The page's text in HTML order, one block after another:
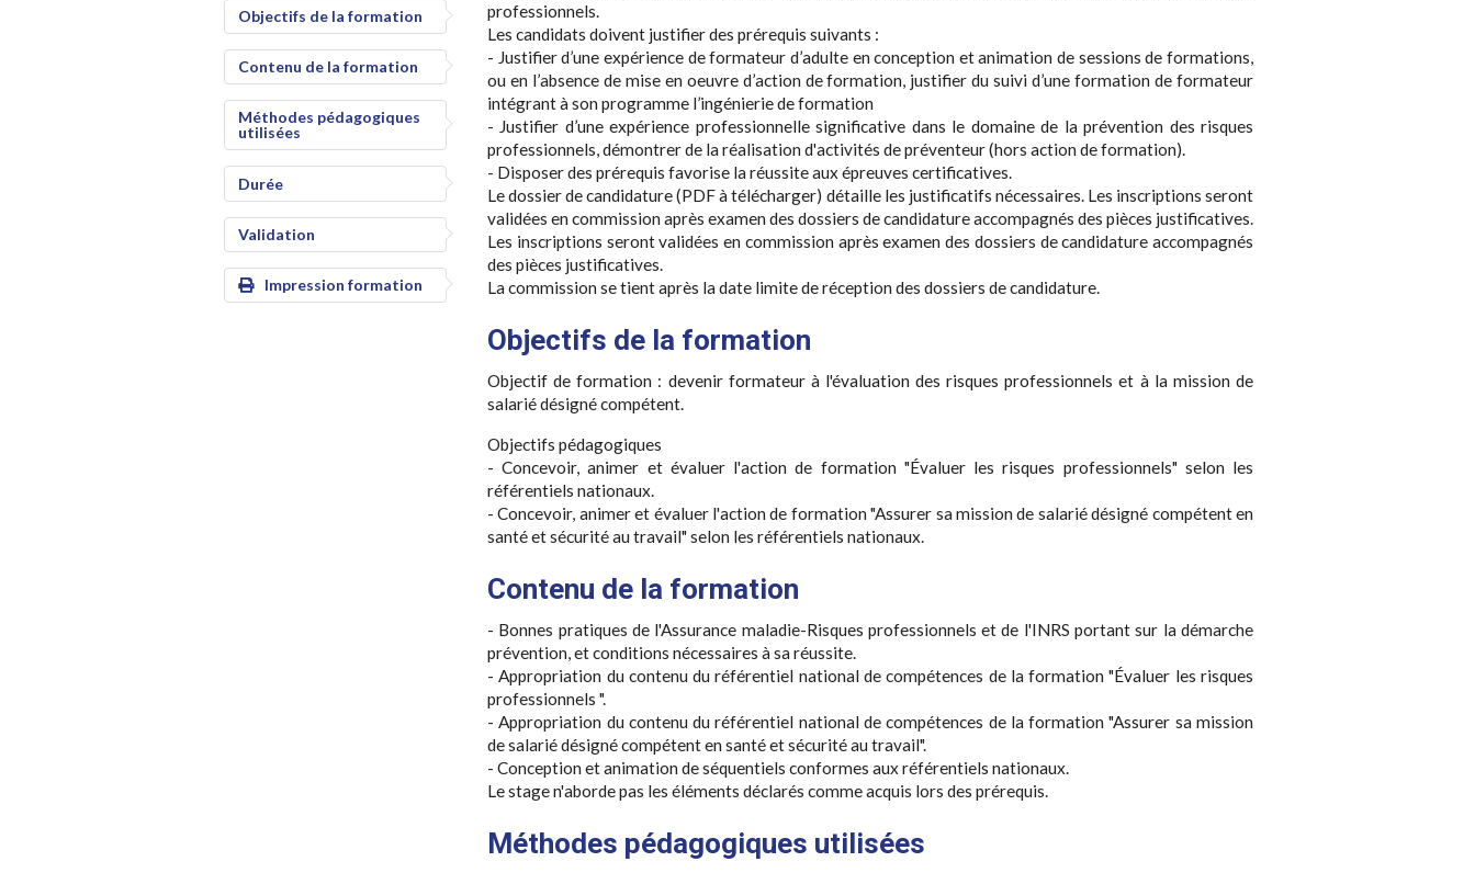
Objectifs de la formation
Contenu de la formation
Méthodes pédagogiques
utilisées
Durée
Validation
Impression formation
professionnels.
Les candidats doivent justifier des prérequis suivants :
- Justifier d’une expérience de formateur d’adulte en conception et animation de sessions de formations,
ou en l’absence de mise en oeuvre d’action de formation, justifier du suivi d’une formation de formateur
intégrant à son programme l’ingénierie de formation
- Justifier d’une expérience professionnelle significative dans le domaine de la prévention des risques
professionnels, démontrer de la réalisation d'activités de préventeur (hors action de formation).
- Disposer des prérequis favorise la réussite aux épreuves certificatives.
Le dossier de candidature (PDF à télécharger) détaille les justificatifs nécessaires. Les inscriptions seront
validées en commission après examen des dossiers de candidature accompagnés des pièces justificatives.
Les inscriptions seront validées en commission après examen des dossiers de candidature accompagnés
des pièces justificatives.
La commission se tient après la date limite de réception des dossiers de candidature.
Objectifs de la formation
Objectif de formation : devenir formateur à l'évaluation des risques professionnels et à la mission de
salarié désigné compétent.
Objectifs pédagogiques
- Concevoir, animer et évaluer l'action de formation "Évaluer les risques professionnels" selon les
référentiels nationaux.
- Concevoir, animer et évaluer l'action de formation "Assurer sa mission de salarié désigné compétent en
santé et sécurité au travail" selon les référentiels nationaux.
Contenu de la formation
- Bonnes pratiques de l'Assurance maladie-Risques professionnels et de l'INRS portant sur la démarche
prévention, et conditions nécessaires à sa réussite.
- Appropriation du contenu du référentiel national de compétences de la formation "Évaluer les risques
professionnels ".
- Appropriation du contenu du référentiel national de compétences de la formation "Assurer sa mission
de salarié désigné compétent en santé et sécurité au travail".
- Conception et animation de séquentiels conformes aux référentiels nationaux.
Le stage n'aborde pas les éléments déclarés comme acquis lors des prérequis.
Méthodes pédagogiques utilisées